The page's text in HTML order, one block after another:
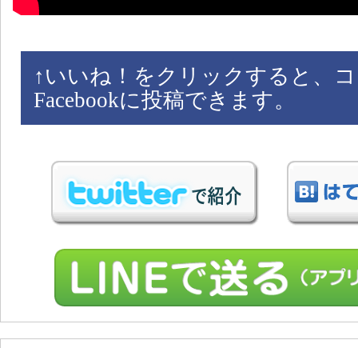
↑ いいね！をクリックすると、
Facebookに投稿できます。